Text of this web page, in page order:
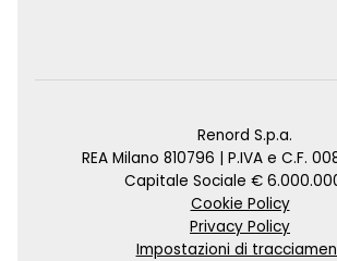
Renord S.p.a.
REA Milano 810796 | P.IVA e C.F.
Capitale Sociale €
Cookie Policy
Privacy Policy
Impostazioni di